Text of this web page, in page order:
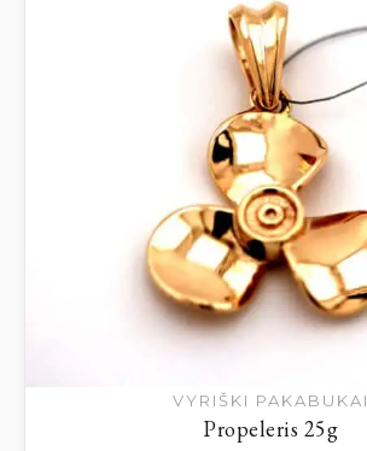
VYRIŠKI PAKABUKAI
Propeleris 25g